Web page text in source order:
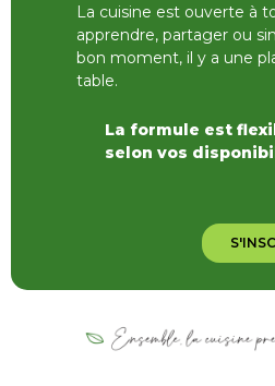
La cuisine est ouverte à
apprendre, partager ou
bon moment, il y a une
table.
La formule est
selon vos